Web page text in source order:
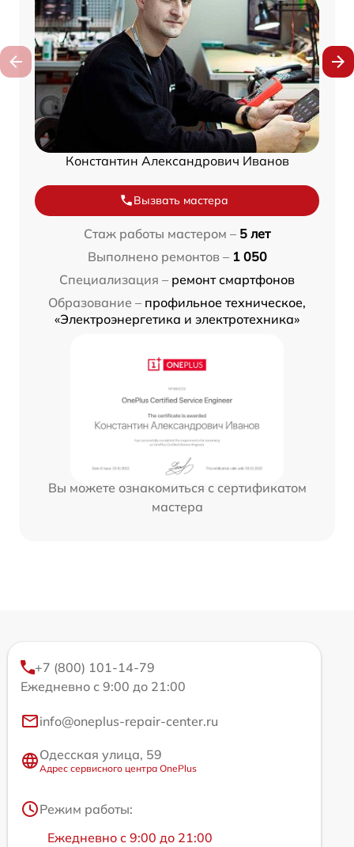
Константин Александрович Иванов
Вызвать мастера
Стаж работы мастером – 5 лет
Выполнено ремонтов – 1 050
Специализация – ремонт смартфонов
Образование – профильное техническое,
«Электроэнергетика и электротехника»
Вы можете ознакомиться с сертификатом
мастера
+7 (800) 101-14-79
Ежедневно с 9:00 до 21:00
info@oneplus-repair-center.ru
Одесская улица, 59
Адрес сервисного центра OnePlus
Режим работы:
Ежедневно с 9:00 до 21:00